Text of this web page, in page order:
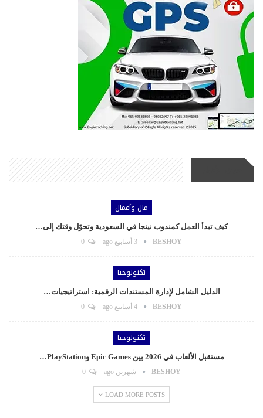
مال وأعمال
كيف تبدأ العمل كمندوب نينجا في السعودية وتحوّل وقتك إلى…
BESHOY 3 أسابيع ago
تكنولوجيا
الدليل الشامل لإدارة المستندات الرقمية: استراتيجيات…
BESHOY 4 أسابيع ago
تكنولوجيا
مستقبل الألعاب في 2026 بين Epic Games وPlayStation…
BESHOY شهرين ago
LOAD MORE POSTS